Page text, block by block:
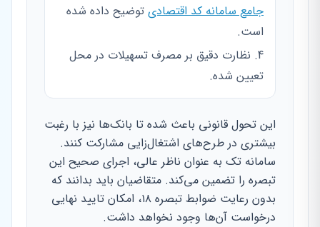
جامع سامانه کد اقتصادی توضیح داده شده
است.
نظارت دقیق بر مصرف تسهیلات در محل
تعیین شده.
این تحول قانونی باعث شده تا بانک‌ها نیز با رغبت
بیشتری در طرح‌های اشتغال‌زایی مشارکت کنند.
سامانه تک به عنوان ناظر عالی، اجرای صحیح این
تبصره را تضمین می‌کند. متقاضیان باید بدانند که
بدون رعایت ضوابط تبصره ۱۸، امکان تایید نهایی
درخواست آن‌ها وجود نخواهد داشت.